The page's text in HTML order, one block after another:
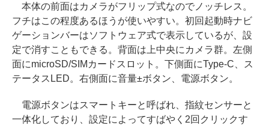
本体の前面はカメラがフリップ式なのでノッチレス。
フチはこの程度あるほうが使いやすい。初回起動時ナビ
ゲーションバーはソフトウェア式で表示しているが、設
定で消すこともできる。背面は上中央にカメラ群。左側
面にmicroSD/SIMカードスロット。下側面にType-C、ス
テータスLED。右側面に音量±ボタン、電源ボタン。
電源ボタンはスマートキーと呼ばれ、指紋センサーと
一体化しており、設定によってすばやく2回クリックす